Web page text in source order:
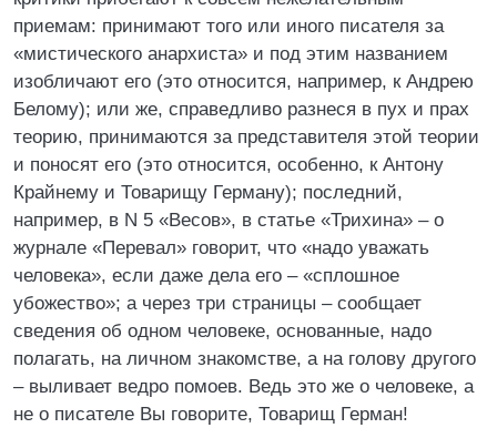
приемам: принимают того или иного писателя за
«мистического анархиста» и под этим названием
изобличают его (это относится, например, к Андрею
Белому); или же, справедливо разнеся в пух и прах
теорию, принимаются за представителя этой теории
и поносят его (это относится, особенно, к Антону
Крайнему и Товарищу Герману); последний,
например, в N 5 «Весов», в статье «Трихина» – о
журнале «Перевал» говорит, что «надо уважать
человека», если даже дела его – «сплошное
убожество»; а через три страницы – сообщает
сведения об одном человеке, основанные, надо
полагать, на личном знакомстве, а на голову другого
– выливает ведро помоев. Ведь это же о человеке, а
не о писателе Вы говорите, Товарищ Герман!